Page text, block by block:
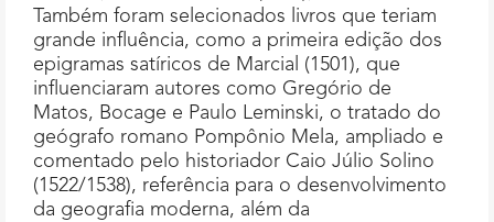
Também foram selecionados livros que teriam
grande influência, como a primeira edição dos
epigramas satíricos de Marcial (1501), que
influenciaram autores como Gregório de
Matos, Bocage e Paulo Leminski, o tratado do
geógrafo romano Pompônio Mela, ampliado e
comentado pelo historiador Caio Júlio Solino
(1522/1538), referência para o desenvolvimento
da geografia moderna, além da